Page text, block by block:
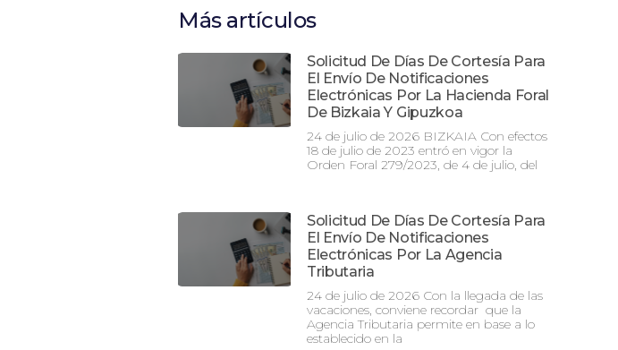
Más artículos
Solicitud De Días De Cortesía Para
El Envío De Notificaciones
Electrónicas Por La Hacienda Foral
De Bizkaia Y Gipuzkoa
24 de julio de 2026 BIZKAIA Con efectos
18 de julio de 2023 entró en vigor la
Orden Foral 279/2023, de 4 de julio, del
Solicitud De Días De Cortesía Para
El Envío De Notificaciones
Electrónicas Por La Agencia
Tributaria
24 de julio de 2026 Con la llegada de las
vacaciones, conviene recordar que la
Agencia Tributaria permite en base a lo
establecido en la